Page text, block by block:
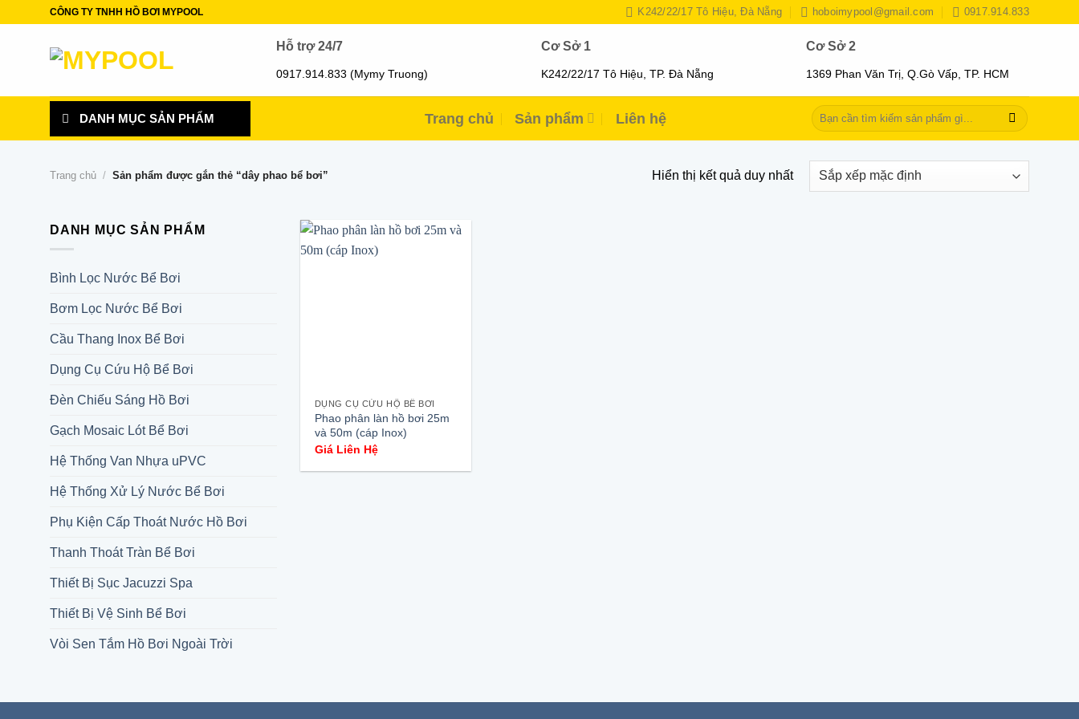
CÔNG TY TNHH HỒ BƠI MYPOOL K242/22/17 Tô Hiệu, Đà Nẵng hoboimypool@gmail.com 0917.914.833
Hỗ trợ 24/7
0917.914.833 (Mymy Truong)
Cơ Sở 1
K242/22/17 Tô Hiệu, TP. Đà Nẵng
Cơ Sở 2
1369 Phan Văn Trị, Q.Gò Vấp, TP. HCM
DANH MỤC SẢN PHẨM Trang chủ Sản phẩm Liên hệ
Tìm
kiếm:
Trang chủ / Sản phẩm được gắn thẻ “dây phao bể bơi” Hiển thị kết quả duy nhất
DANH MỤC SẢN PHẨM
Bình Lọc Nước Bể Bơi
Bơm Lọc Nước Bể Bơi
Cầu Thang Inox Bể Bơi
Dụng Cụ Cứu Hộ Bể Bơi
Đèn Chiếu Sáng Hồ Bơi
Gạch Mosaic Lót Bể Bơi
Hệ Thống Van Nhựa uPVC
Hệ Thống Xử Lý Nước Bể Bơi
Phụ Kiện Cấp Thoát Nước Hồ Bơi
Thanh Thoát Tràn Bể Bơi
Thiết Bị Sục Jacuzzi Spa
Thiết Bị Vệ Sinh Bể Bơi
Vòi Sen Tắm Hồ Bơi Ngoài Trời
DỤNG CỤ CỨU HỘ BỂ BƠI
Phao phân làn hồ bơi 25m
và 50m (cáp Inox)
Giá Liên Hệ